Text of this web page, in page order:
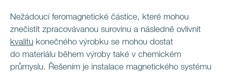
Nežádoucí feromagnetické částice, které mohou
znečistit zpracovávanou surovinu a následně ovlivnit
kvalitu konečného výrobku se mohou dostat
do materiálu během výroby také v chemickém
průmyslu. Řešením je instalace magnetického systému